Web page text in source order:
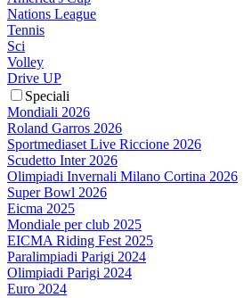
Nations League
Tennis
Sci
Volley
Drive UP
Speciali
Mondiali 2026
Roland Garros 2026
Sportmediaset Live Riccione 2026
Scudetto Inter 2026
Olimpiadi Invernali Milano Cortina 2026
Super Bowl 2026
Eicma 2025
Mondiale per club 2025
EICMA Riding Fest 2025
Paralimpiadi Parigi 2024
Olimpiadi Parigi 2024
Euro 2024